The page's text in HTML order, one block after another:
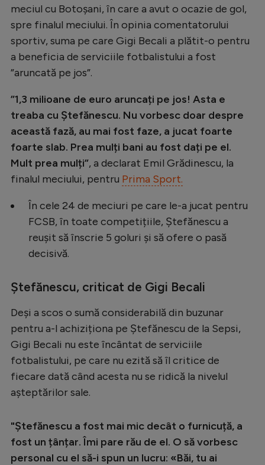
Tenis
Handbal
Natație
Formula 1
Gimnastică
Auto
Rugby
Ciclism
Alte sporturi
JO 2024
Intră în cont
Creează cont
meciul cu Botoșani, în care a avut o ocazie de gol,
spre finalul meciului. În opinia comentatorului
sportiv, suma pe care Gigi Becali a plătit-o pentru
a beneficia de serviciile fotbalistului a fost
”aruncată pe jos”.
”1,3 milioane de euro aruncați pe jos! Asta e
treaba cu Ștefănescu. Nu vorbesc doar despre
această fază, au mai fost faze, a jucat foarte
foarte slab. Prea mulți bani au fost dați pe el.
Mult prea mulți”, a declarat Emil Grădinescu, la
finalul meciului, pentru Prima Sport.
În cele 24 de meciuri pe care le-a jucat pentru
FCSB, în toate competițiile, Ștefănescu a
reușit să înscrie 5 goluri și să ofere o pasă
decisivă.
Ștefănescu, criticat de Gigi Becali
Deși a scos o sumă considerabilă din buzunar
pentru a-l achiziționa pe Ștefănescu de la Sepsi,
Gigi Becali nu este încântat de serviciile
fotbalistului, pe care nu ezită să îl critice de
fiecare dată când acesta nu se ridică la nivelul
așteptărilor sale.
"Ștefănescu a fost mai mic decât o furnicuță, a
fost un țânțar. Îmi pare rău de el. O să vorbesc
personal cu el să-i spun un lucru: «Băi, tu ai